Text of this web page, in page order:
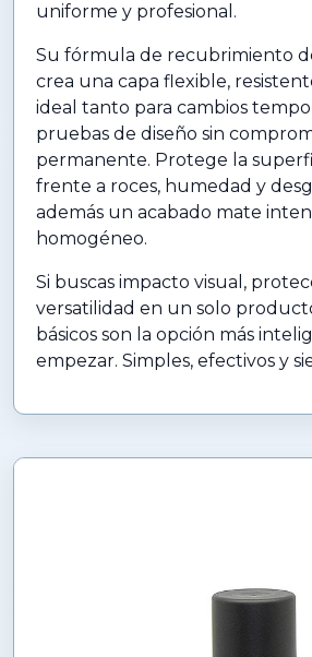
uniforme y profesional.
Su fórmula de recubrimiento
crea una capa flexible,
ideal tanto para cambios
pruebas de diseño sin
permanente. Protege la
frente a roces, humedad y
además un acabado mate
homogéneo.
Si buscas impacto visual,
versatilidad en un solo
básicos son la opción más
empezar. Simples, efectivos y